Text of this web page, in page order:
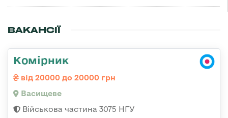
ВАКАНСІЇ
Комірник
від 20000 до 20000 грн
Васищеве
Військова частина 3075 НГУ